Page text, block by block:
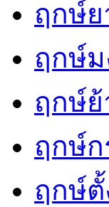
ฤกษ์
ฤกษ์ม
ฤกษ์
ฤกษ์
ฤกษ์ตั้